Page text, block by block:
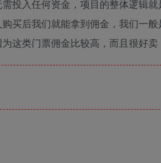
投入任何资金，项目的整体逻辑就
买后我们就能拿到佣金，我们一般
这类门票佣金比较高，而且很好卖